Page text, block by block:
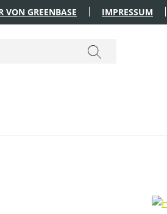
VON GREENBASE IMPRESSUM